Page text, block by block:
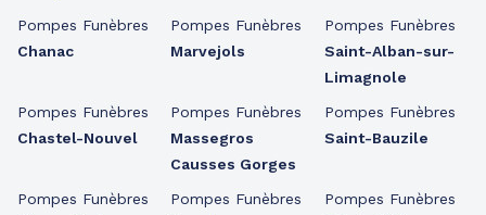
Pompes Funèbres
Chanac
Pompes Funèbres
Chastel-Nouvel
Pompes Funèbres
Pompes Funèbres
Marvejols
Pompes Funèbres
Massegros
Causses Gorges
Pompes Funèbres
Pompes Funèbres
Saint-Alban-sur-
Limagnole
Pompes Funèbres
Saint-Bauzile
Pompes Funèbres